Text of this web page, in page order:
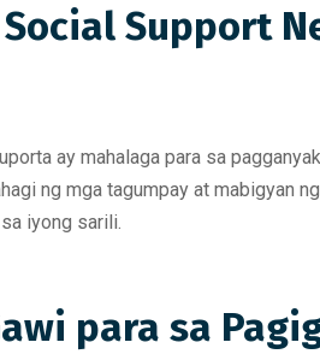
Support
ay mahalaga para sa
ng mga tagumpay at mabigyan
iyong sarili.
para sa